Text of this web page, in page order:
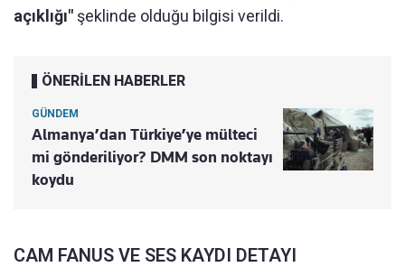
açıklığı" şeklinde olduğu bilgisi verildi.
ÖNERİLEN HABERLER
GÜNDEM
Almanya’dan Türkiye’ye mülteci
mi gönderiliyor? DMM son noktayı
koydu
CAM FANUS VE SES KAYDI DETAYI